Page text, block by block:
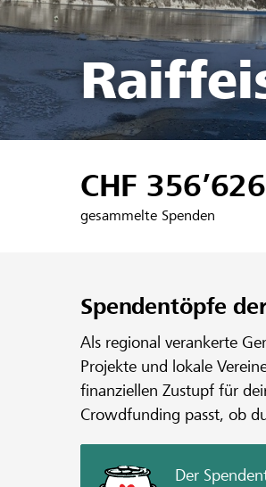
CHF 356’626
gesammelte Spenden
Spendentöpfe
Als regional verankerte
Projekte und lokale
finanziellen Zustupf für
Crowdfunding passt, ob
Der